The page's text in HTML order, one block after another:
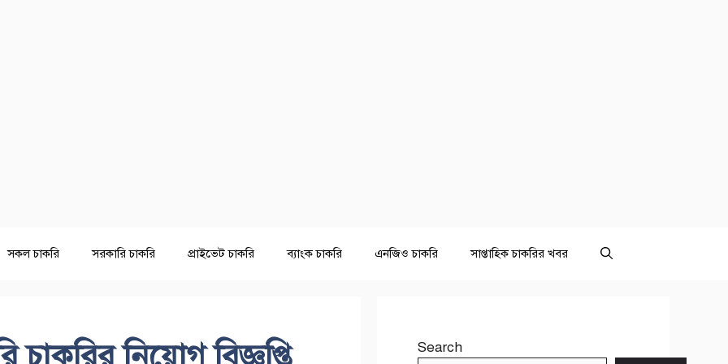
সকল চাকরি সরকারি চাকরি প্রাইভেট চাকরি ব্যাংক চাকরি এনজিও চাকরি সাপ্তাহিক চাকরির খবর
Search